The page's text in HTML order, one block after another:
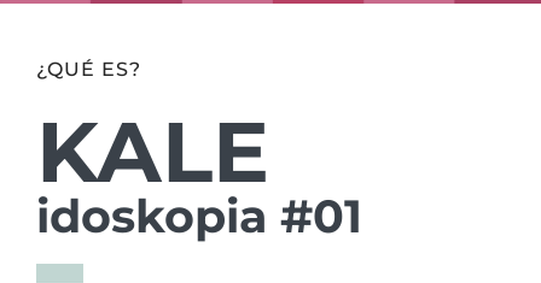
¿QUÉ ES?
KALE
idoskopia #01